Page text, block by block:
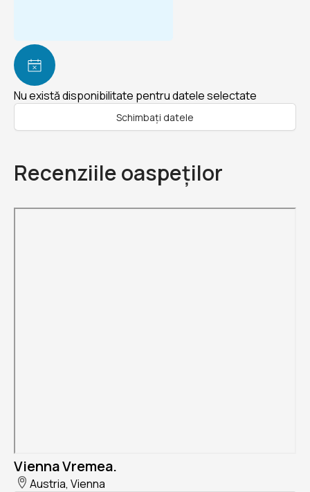
Nu există disponibilitate pentru datele selectate
Schimbați datele
Recenziile oaspeților
Vienna Vremea.
Austria, Vienna